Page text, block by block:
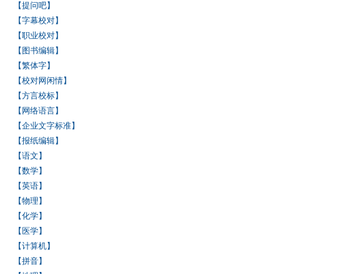
【提问吧】
【字幕校对】
【职业校对】
【图书编辑】
【繁体字】
【校对网闲情】
【方言校标】
【网络语言】
【企业文字标准】
【报纸编辑】
【语文】
【数学】
【英语】
【物理】
【化学】
【医学】
【计算机】
【拼音】